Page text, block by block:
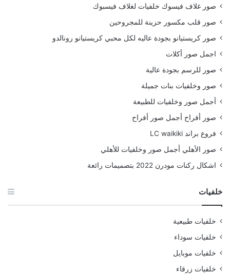
صور غلاف فيسوك خلفيات لغلاف فيسبوك
صور قلب مكسور حزينة للمجروحين
صور كريستيانو بجودة عاليه لكل محبي كريستيانو رونالدو
اجمل صور أكلات
صور للرسم بجودة عالية
صور وخلفيات بنات جميلة
أجمل صور وخلفيات للطبيعة
صور أفراح أجمل صور أفراح
فروع براند LC waikiki
صور الأهلي أجمل صور وخلفيات للأهلي
اشكال ركنات مودرن 2022 بتصميمات رائعة
خلفيات
خلفيات طبيعية
خلفيات سوداء
خلفيات موبايل
خلفيات زرقاء